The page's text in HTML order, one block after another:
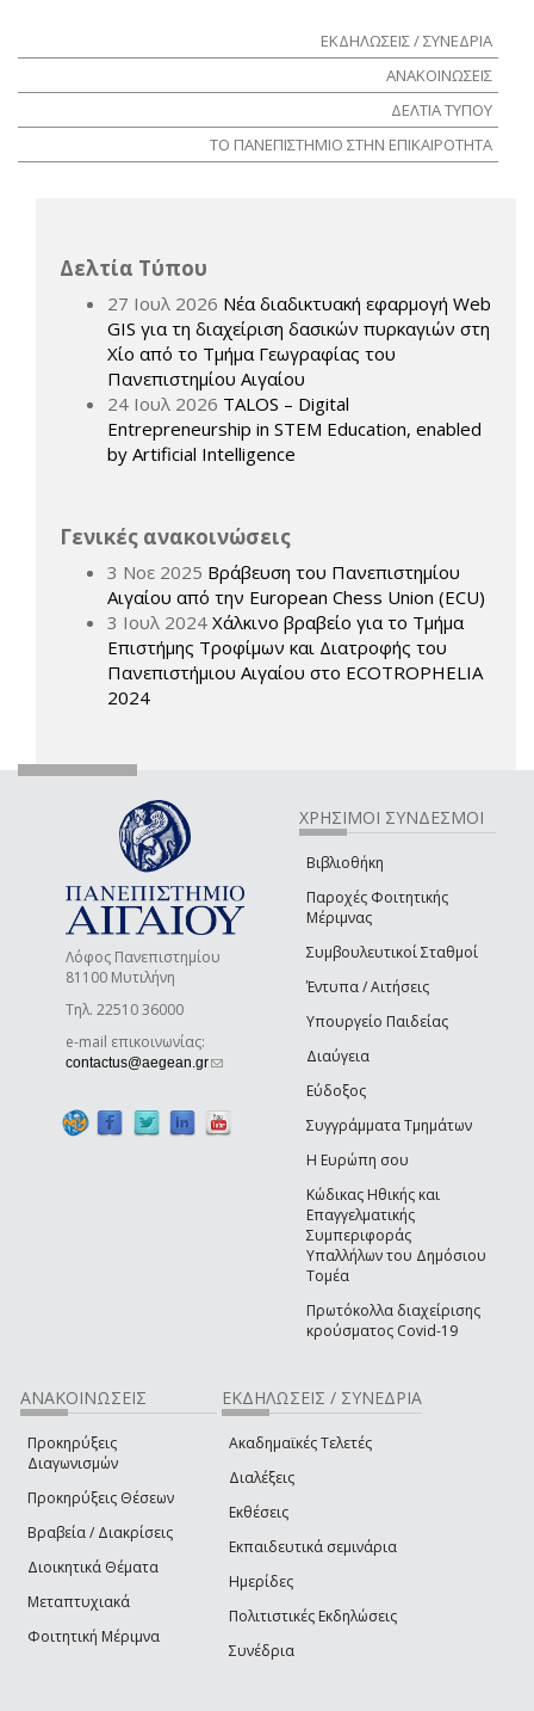
ΕΚΔΗΛΩΣΕΙΣ / ΣΥΝΕΔΡΙΑ
ΑΝΑΚΟΙΝΩΣΕΙΣ
ΔΕΛΤΙΑ ΤΥΠΟΥ
ΤΟ ΠΑΝΕΠΙΣΤΗΜΙΟ ΣΤΗΝ ΕΠΙΚΑΙΡΟΤΗΤΑ
Δελτία Τύπου
27 Ιουλ 2026 Νέα διαδικτυακή εφαρμογή Web
GIS για τη διαχείριση δασικών πυρκαγιών στη
Χίο από το Τμήμα Γεωγραφίας του
Πανεπιστημίου Αιγαίου
24 Ιουλ 2026 TALOS – Digital
Entrepreneurship in STEM Education, enabled
by Artificial Intelligence
Γενικές ανακοινώσεις
3 Νοε 2025 Βράβευση του Πανεπιστημίου
Αιγαίου από την European Chess Union (ECU)
3 Ιουλ 2024 Χάλκινο βραβείο για το Τμήμα
Επιστήμης Τροφίμων και Διατροφής του
Πανεπιστήμιου Αιγαίου στο ECOTROPHELIA
2024
Λόφος Πανεπιστημίου
81100 Μυτιλήνη
Τηλ. 22510 36000
e-mail επικοινωνίας:
contactus@aegean.gr(link sends e-mail)
ΧΡΗΣΙΜΟΙ ΣΥΝΔΕΣΜΟΙ
Βιβλιοθήκη
Παροχές Φοιτητικής
Μέριμνας
Συμβουλευτικοί Σταθμοί
Έντυπα / Αιτήσεις
Υπουργείο Παιδείας
Διαύγεια
Εύδοξος
Συγγράμματα Τμημάτων
Η Ευρώπη σου
Κώδικας Ηθικής και
Επαγγελματικής
Συμπεριφοράς
Υπαλλήλων του Δημόσιου
Τομέα
Πρωτόκολλα διαχείρισης
κρούσματος Covid-19
ΑΝΑΚΟΙΝΩΣΕΙΣ
Προκηρύξεις
Διαγωνισμών
Προκηρύξεις Θέσεων
Βραβεία / Διακρίσεις
Διοικητικά Θέματα
Μεταπτυχιακά
Φοιτητική Μέριμνα
ΕΚΔΗΛΩΣΕΙΣ / ΣΥΝΕΔΡΙΑ
Ακαδημαϊκές Τελετές
Διαλέξεις
Εκθέσεις
Εκπαιδευτικά σεμινάρια
Ημερίδες
Πολιτιστικές Εκδηλώσεις
Συνέδρια